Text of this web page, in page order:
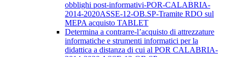
obblighi post-informativi-POR-CALABRIA-
2014-2020ASSE-12-OB.SP-Tramite RDO sul
MEPA acquisto TABLET
Determina a contrarre-l’acquisto di attrezzature
informatiche e strumenti informatici per la
didattica a distanza di cui al POR CALABRIA-